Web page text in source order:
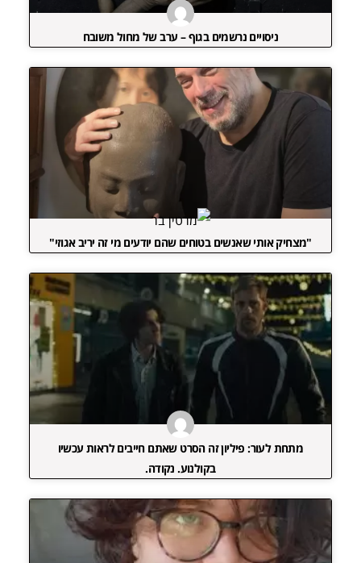
ניסויים נרשמים בגוף – ערב של מחול משובח
"מצחיק אותי שאנשים בטוחים שהם יודעים מי זה יריב אגוזי"
מתחת לעור: פיליון זה הסרט שאתם חייבים לראות עכשיו
בקולנוע. נקודה.